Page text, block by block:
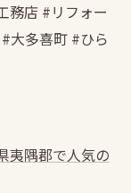
務店 #リフォー
大多喜町 #ひら
夷隅郡で人気の